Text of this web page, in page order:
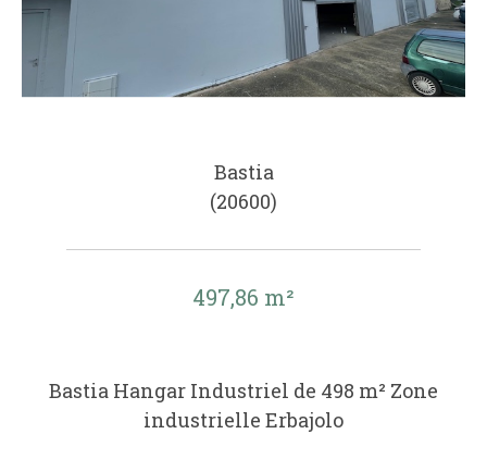
Bastia
(20600)
497,86 m²
Bastia Hangar Industriel de 498 m² Zone
industrielle Erbajolo